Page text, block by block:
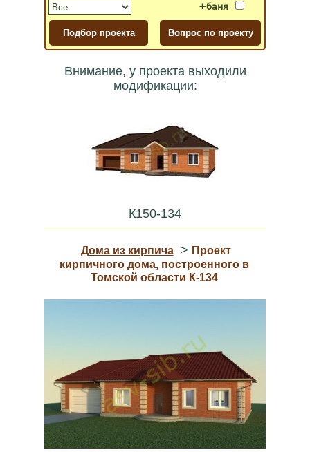
+баня
Внимание, у проекта выходили
модификации:
К150-134
Дома из кирпича > Проект
кирпичного дома, построенного в
Томской области К-134